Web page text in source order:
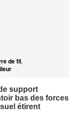
de fil,
support
bas des forces
étirent